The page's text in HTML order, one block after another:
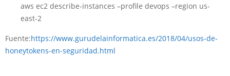
aws ec2 describe-instances –profile devops –region us-
east-2
Fuente:https://www.gurudelainformatica.es/2018/04/usos-de-
honeytokens-en-seguridad.html